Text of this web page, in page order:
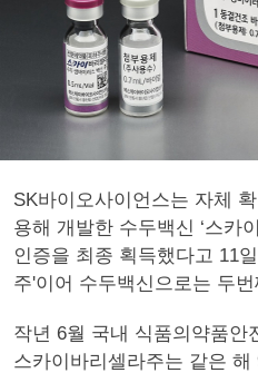
SK바이오사이언스는 자체
용해 개발한 수두백신 ‘스카
인증을 최종 획득했다고 11
주'이어 수두백신으로는 두
작년 6월 국내 식품의약품안
스카이바리셀라주는 같은